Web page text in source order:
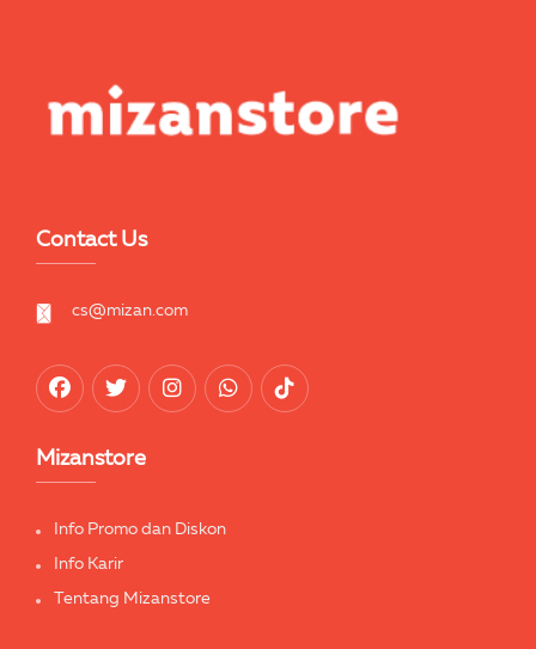
Contact Us
cs@mizan.com
Mizanstore
Info Promo dan Diskon
Info Karir
Tentang Mizanstore